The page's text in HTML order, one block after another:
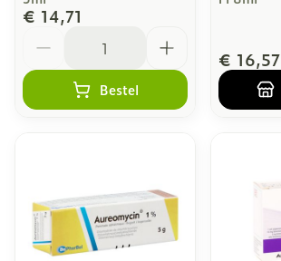
€ 14,71
Bestel
€ 16,57